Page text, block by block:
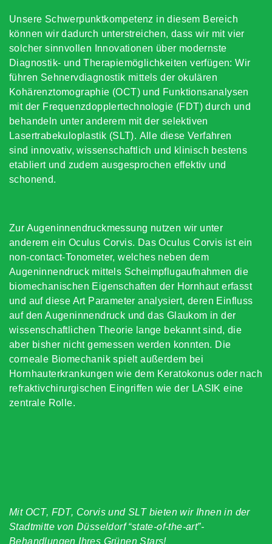
Unsere Schwerpunktkompetenz in diesem Bereich
können wir dadurch unterstreichen, dass wir mit vier
solcher sinnvollen Innovationen über modernste
Diagnostik- und Therapiemöglichkeiten verfügen: Wir
führen Sehnervdiagnostik mittels der okulären
Kohärenztomographie (OCT) und Funktionsanalysen
mit der Frequenzdopplertechnologie (FDT) durch und
behandeln unter anderem mit der selektiven
Lasertrabekuloplastik (SLT). Alle diese Verfahren
sind innovativ, wissenschaftlich und klinisch bestens
etabliert und zudem ausgesprochen effektiv und
schonend.
Zur Augeninnendruckmessung nutzen wir unter
anderem ein Oculus Corvis. Das Oculus Corvis ist ein
non-contact-Tonometer, welches neben dem
Augeninnendruck mittels Scheimpflugaufnahmen die
biomechanischen Eigenschaften der Hornhaut erfasst
und auf diese Art Parameter analysiert, deren Einfluss
auf den Augeninnendruck und das Glaukom in der
wissenschaftlichen Theorie lange bekannt sind, die
aber bisher nicht gemessen werden konnten. Die
corneale Biomechanik spielt außerdem bei
Hornhauterkrankungen wie dem Keratokonus oder nach
refraktivchirurgischen Eingriffen wie der LASIK eine
zentrale Rolle.
Mit OCT, FDT, Corvis und SLT bieten wir Ihnen in der
Stadtmitte von Düsseldorf “state-of-the-art”-
Behandlungen Ihres Grünen Stars!